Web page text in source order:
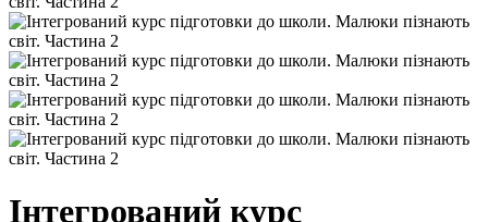
Інтегрований курс